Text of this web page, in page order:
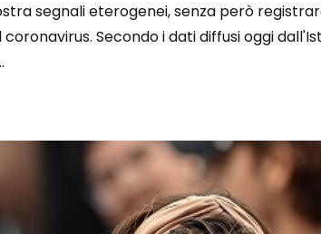
segnali eterogenei, senza però
Secondo i dati diffusi oggi